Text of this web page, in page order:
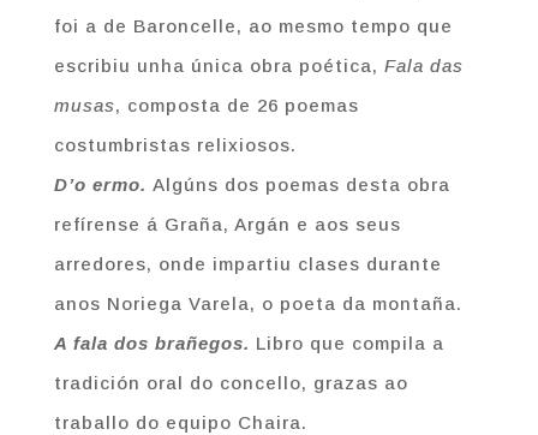
foi a de Baroncelle, ao mesmo tempo que
escribiu unha única obra poética, Fala das
musas, composta de 26 poemas
costumbristas relixiosos.
D’o ermo. Algúns dos poemas desta obra
refírense á Graña, Argán e aos seus
arredores, onde impartiu clases durante
anos Noriega Varela, o poeta da montaña.
A fala dos brañegos. Libro que compila a
tradición oral do concello, grazas ao
traballo do equipo Chaira.